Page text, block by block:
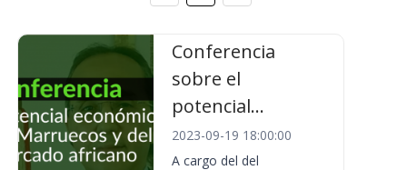
Conferencia
sobre el
potencial...
2023-09-19 18:00:00
A cargo del del